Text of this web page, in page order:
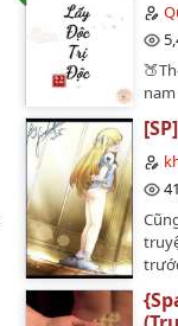
(viết
quy
giáo
trà
độc
của